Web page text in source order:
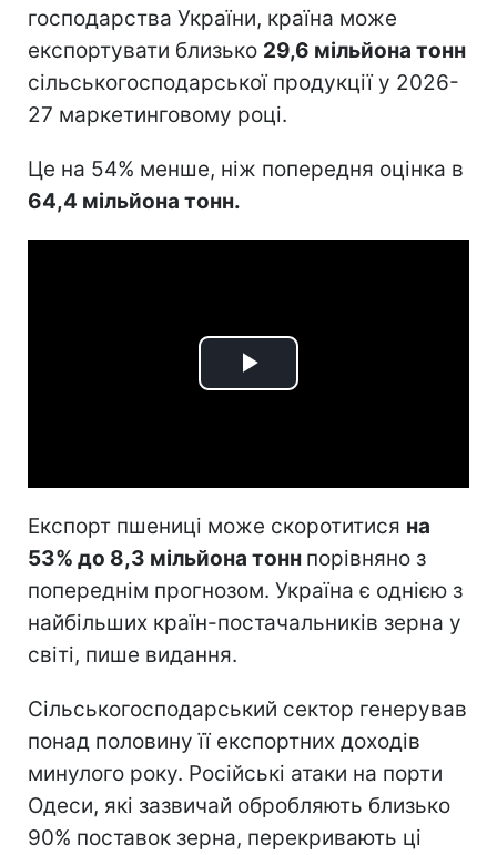
господарства України, країна може
експортувати близько 29,6 мільйона тонн
сільськогосподарської продукції у 2026-
27 маркетинговому році.
Це на 54% менше, ніж попередня оцінка в
64,4 мільйона тонн.
Play
Експорт пшениці може скоротитися на
53% до 8,3 мільйона тонн порівняно з
попереднім прогнозом. Україна є однією з
найбільших країн-постачальників зерна у
світі, пише видання.
Сільськогосподарський сектор генерував
понад половину її експортних доходів
минулого року. Російські атаки на порти
Одеси, які зазвичай обробляють близько
90% поставок зерна, перекривають ці